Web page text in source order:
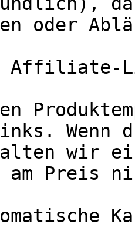
oder
Affiliate-
Wenn
wir
am Preis